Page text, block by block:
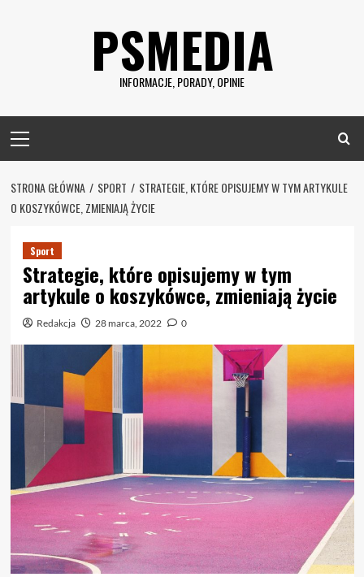
PSMEDIA
INFORMACJE, PORADY, OPINIE
Menu
STRONA GŁÓWNA SPORT
STRATEGIE, KTÓRE OPISUJEMY W TYM ARTYKULE
O KOSZYKÓWCE, ZMIENIAJĄ ŻYCIE
Sport
Strategie, które opisujemy w tym
artykule o koszykówce, zmieniają życie
Redakcja 28 marca, 2022 0